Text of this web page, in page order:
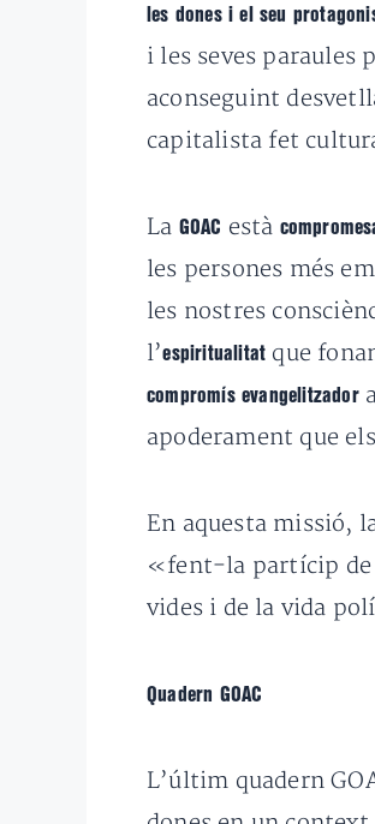
les dones i el seu
i les seves paraules
aconseguint
capitalista fet
La GOAC està
les persones més
les nostres
l’espiritualitat que
compromís evangelitzador
apoderament que
En aquesta missió,
«fent-la partícip de
vides i de la vida
Quadern GOAC
L’últim quadern